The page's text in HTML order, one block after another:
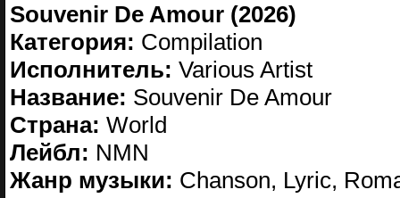
Souvenir De Amour (2026)
Категория: Compilation
Исполнитель: Various Artist
Название: Souvenir De Amour
Страна: World
Лейбл: NMN
Жанр музыки: Chanson, Lyric,